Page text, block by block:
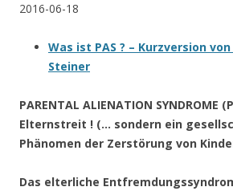
2016-06-18
Was ist PAS ? – Kurzversion von
Steiner
PARENTAL ALIENATION SYNDROME
Elternstreit ! (… sondern ein
Phänomen der Zerstörung von
Das elterliche